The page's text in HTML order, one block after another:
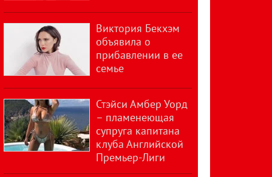
Виктория Бекхэм
объявила о
прибавлении в ее
семье
Стэйси Амбер Уорд
– пламенеющая
супруга капитана
клуба Английской
Премьер-Лиги